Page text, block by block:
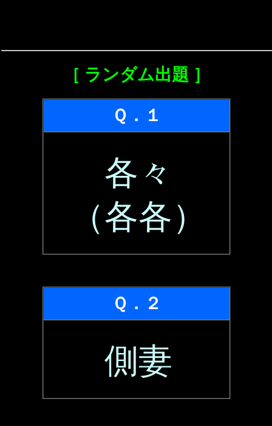
［ ランダム出題 ］
Ｑ．１
各々
（各各）
Ｑ．２
側妻